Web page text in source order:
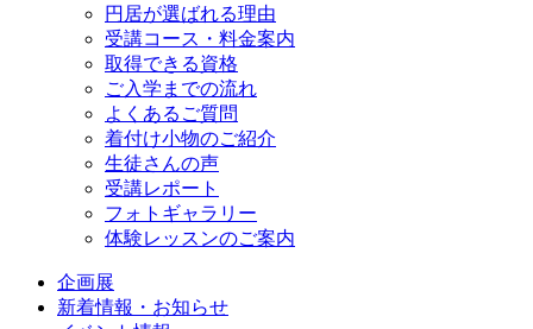
円居が選ばれる理由
受講コース・料金案内
取得できる資格
ご入学までの流れ
よくあるご質問
着付け小物のご紹介
生徒さんの声
受講レポート
フォトギャラリー
体験レッスンのご案内
企画展
新着情報・お知らせ